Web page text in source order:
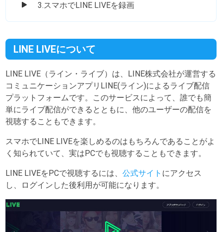
3.スマホでLINE LIVEを録画
LINE LIVEについて
LINE LIVE（ライン・ライブ）は、LINE株式会社が運営する
コミュニケーションアプリLINE(ライン)によるライブ配信
プラットフォームです。このサービスによって、誰でも簡
単にライブ配信ができるとともに、他のユーザーの配信を
視聴することもできます。
スマホでLINE LIVEを楽しめるのはもちろんであることがよ
く知られていて、実はPCでも視聴することもできます。
LINE LIVEをPCで視聴するには、公式サイト にアクセス
し、ログインした後利用が可能になります。